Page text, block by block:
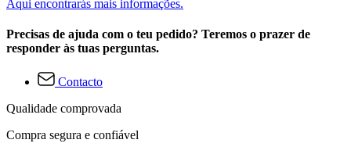
Aqui encontrarás mais informações.
Precisas de ajuda com o teu pedido? Teremos o prazer de
responder às tuas perguntas.
Contacto
Qualidade comprovada
Compra segura e confiável